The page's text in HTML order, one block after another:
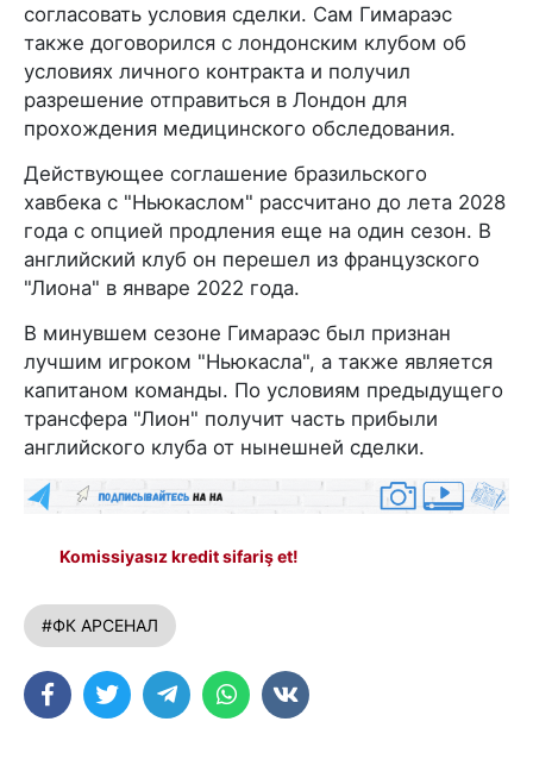
согласовать условия сделки. Сам Гимараэс
также договорился с лондонским клубом об
условиях личного контракта и получил
разрешение отправиться в Лондон для
прохождения медицинского обследования.
Действующее соглашение бразильского
хавбека с "Ньюкаслом" рассчитано до лета 2028
года с опцией продления еще на один сезон. В
английский клуб он перешел из французского
"Лиона" в январе 2022 года.
В минувшем сезоне Гимараэс был признан
лучшим игроком "Ньюкасла", а также является
капитаном команды. По условиям предыдущего
трансфера "Лион" получит часть прибыли
английского клуба от нынешней сделки.
Komissiyasız kredit sifariş et!
#ФК АРСЕНАЛ